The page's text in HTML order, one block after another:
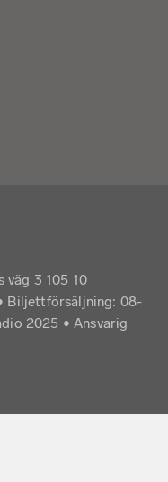
väg 3 105 10
Biljettförsäljning: 08-
2025 •Ansvarig